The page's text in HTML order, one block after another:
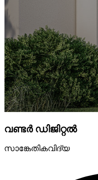
വണ്ടർ ഡിജിറ്റൽ
സാങ്കേതികവിദ്യ